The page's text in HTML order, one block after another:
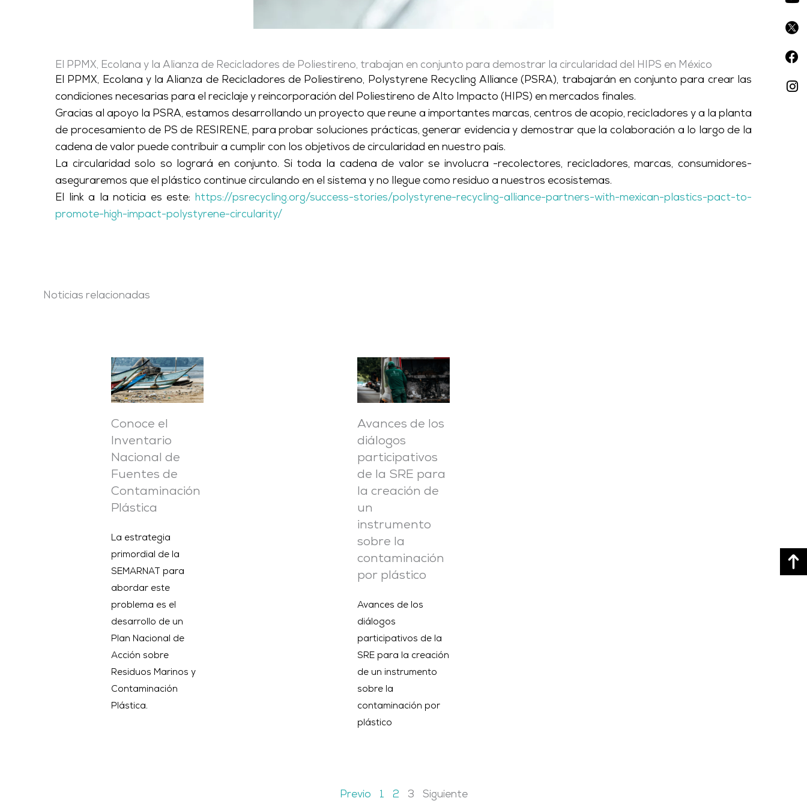
El PPMX, Ecolana y la Alianza de Recicladores de Poliestireno, trabajan en conjunto para demostrar la circularidad del HIPS en México
El PPMX, Ecolana y la Alianza de Recicladores de Poliestireno, Polystyrene Recycling Alliance (PSRA), trabajarán en conjunto para crear las
condiciones necesarias para el reciclaje y reincorporación del Poliestireno de Alto Impacto (HIPS) en mercados finales.
Gracias al apoyo la PSRA, estamos desarrollando un proyecto que reune a importantes marcas, centros de acopio, recicladores y a la planta
de procesamiento de PS de RESIRENE, para probar soluciones prácticas, generar evidencia y demostrar que la colaboración a lo largo de la
cadena de valor puede contribuir a cumplir con los objetivos de circularidad en nuestro país.
La circularidad solo so logrará en conjunto. Si toda la cadena de valor se involucra -recolectores, recicladores, marcas, consumidores-
aseguraremos que el plástico continue circulando en el sistema y no llegue como residuo a nuestros ecosistemas.
El link a la noticia es este:
https://psrecycling.org/success-stories/polystyrene-recycling-alliance-partners-with-mexican-plastics-pact-to-
promote-high-impact-polystyrene-circularity/
Noticias relacionadas
Conoce el
Inventario
Nacional de
Fuentes de
Contaminación
Plástica
La estrategia
primordial de la
SEMARNAT para
abordar este
problema es el
desarrollo de un
Plan Nacional de
Acción sobre
Residuos Marinos y
Contaminación
Plástica.
Avances de los
diálogos
participativos
de la SRE para
la creación de
un
instrumento
sobre la
contaminación
por plástico
Avances de los
diálogos
participativos de la
SRE para la creación
de un instrumento
sobre la
contaminación por
plástico
Previo 1 2 3 Siguiente